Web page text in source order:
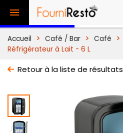

Accueil Café / Bar Café
Réfrigérateur à Lait - 6 L
Retour à la liste de résultats